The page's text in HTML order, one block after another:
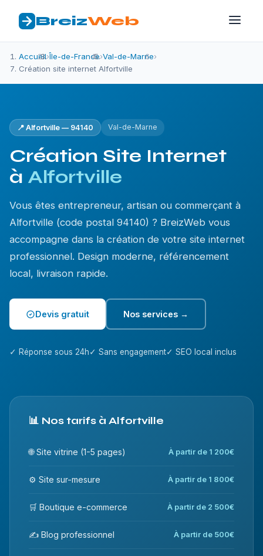
BreizWeb
Accueil›Île-de-France›Val-de-Marne›
Création site internet Alfortville
📍 Alfortville — 94140 Val-de-Marne
Création Site Internet
à Alfortville
Vous êtes entrepreneur, artisan ou commerçant à
Alfortville (code postal 94140) ? BreizWeb vous
accompagne dans la création de votre site internet
professionnel. Design moderne, référencement
local, livraison rapide.
Devis gratuit Nos services →
✓ Réponse sous 24h✓ Sans engagement✓ SEO local inclus
📊 Nos tarifs à Alfortville
🌐 Site vitrine (1-5 pages) À partir de 1 200€
⚙️ Site sur-mesure À partir de 1 800€
🛒 Boutique e-commerce À partir de 2 500€
✍️ Blog professionnel À partir de 500€